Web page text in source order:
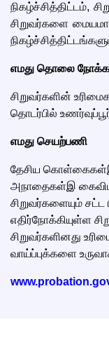
நிகழ்ச்சித்திட்டம்,
சிறுவர்களை
எமது தொலை
சிறுவர்களின்
தொடர்பில்
எமது செயற்பணி
தேசிய
அநாதைகள்இ
சிறுவர்களையும்
எதிர்நோக்கியுள்ள
சிறுவர்களினது
வாய்ப்புக்களை